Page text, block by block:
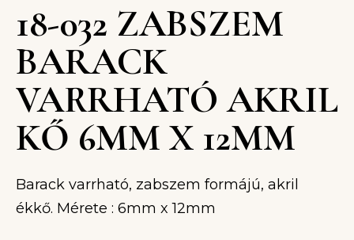
18-032 ZABSZEM
BARACK
VARRHATÓ AKRIL
KŐ 6MM X 12MM
Barack varrható, zabszem formájú, akril
ékkő. Mérete : 6mm x 12mm